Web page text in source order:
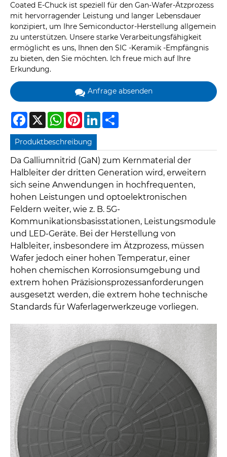
Coated E-Chuck ist speziell für den Gan-Wafer-Ätzprozess
mit hervorragender Leistung und langer Lebensdauer
konzipiert, um Ihre Semiconductor-Herstellung allgemein
zu unterstützen. Unsere starke Verarbeitungsfähigkeit
ermöglicht es uns, Ihnen den SIC -Keramik -Empfängnis
zu bieten, den Sie möchten. Ich freue mich auf Ihre
Erkundung.
Anfrage absenden
Facebook
X WhatsAppPinterestLinkedIn
Produktbeschreibung
Da Galliumnitrid (GaN) zum Kernmaterial der
Halbleiter der dritten Generation wird, erweitern
sich seine Anwendungen in hochfrequenten,
hohen Leistungen und optoelektronischen
Feldern weiter, wie z. B. 5G-
Kommunikationsbasisstationen, Leistungsmodule
und LED-Geräte. Bei der Herstellung von
Halbleiter, insbesondere im Ätzprozess, müssen
Wafer jedoch einer hohen Temperatur, einer
hohen chemischen Korrosionsumgebung und
extrem hohen Präzisionsprozessanforderungen
ausgesetzt werden, die extrem hohe technische
Standards für Waferlagerwerkzeuge vorliegen.